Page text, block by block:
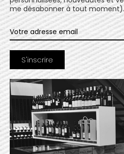
me désabonner à tout moment).